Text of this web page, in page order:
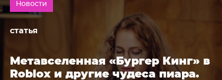
Новости
статья
Метавселенная «Бургер Кинг» в
Roblox и другие чудеса пиара.